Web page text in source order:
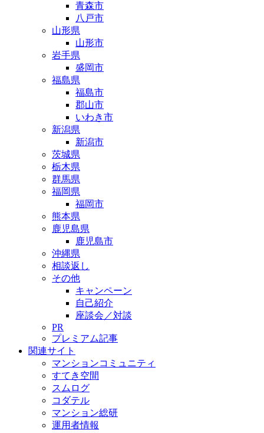
青森市
八戸市
山形県
山形市
岩手県
盛岡市
福島県
福島市
郡山市
いわき市
新潟県
新潟市
茨城県
栃木県
群馬県
福岡県
福岡市
熊本県
鹿児島県
鹿児島市
沖縄県
相談返し
その他
キャンペーン
自己紹介
座談会／対談
PR
プレミアム記事
関連サイト
マンションコミュニティ
すてき空間
スムログ
コダテル
マンション総研
運用者情報